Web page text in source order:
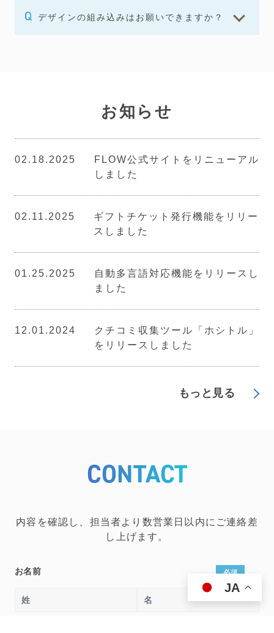
JA
デザインの組み込みはお願いできますか？
お知らせ
02.18.2025
FLOW公式サイトをリニューアル
しました
02.11.2025
ギフトチケット発行機能をリリー
スしました
01.25.2025
自動多言語対応機能をリリースし
ました
12.01.2024
クチコミ収集ツール「ホシトル」
をリリースしました
もっと見る
CONTACT
内容を確認し、担当者より数営業日以内にご連絡差
し上げます。
お名前